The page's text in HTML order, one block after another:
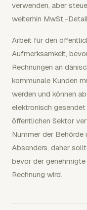
verwenden, aber
weiterhin MwSt.-
Arbeit für den
Aufmerksamkeit,
Rechnungen an
kommunale Kunden
werden und können
elektronisch
öffentlichen Sektor
Nummer der Behörde
Absenders, daher
bevor der
Rechnung wird.